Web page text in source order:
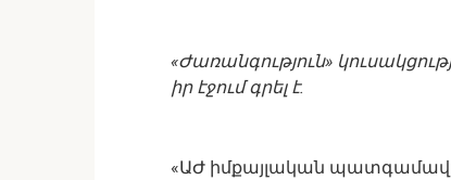
«Ժառանգություն»
իր էջում գրել է.
«ԱԺ իմքայլական